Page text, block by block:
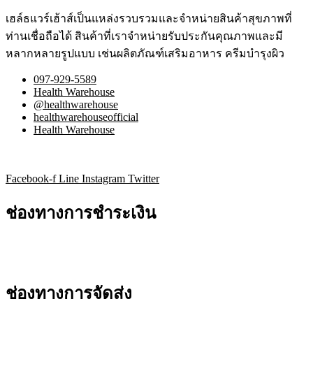
เฮล์ธแวร์เฮ้าส์เป็นแหล่งรวบรวมและจำหน่ายสินค้าสุขภาพที่
ท่านเชื่อถือได้ สินค้าที่เราจำหน่ายรับประกันคุณภาพและมี
หลากหลายรูปแบบ เช่นผลิตภัณฑ์เสริมอาหาร ครีมบำรุงผิว
097-929-5589
Health Warehouse
@healthwarehouse
healthwarehouseofficial
Health Warehouse
Facebook-f Line Instagram Twitter
ช่องทางการชำระเงิน
ช่องทางการจัดส่ง